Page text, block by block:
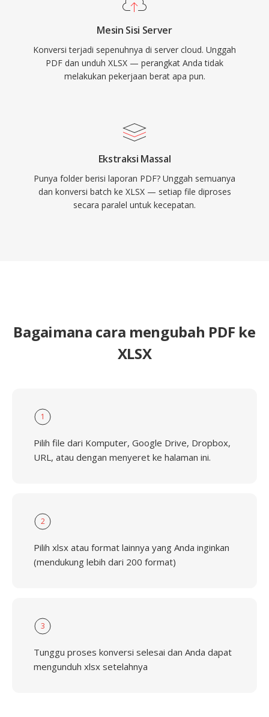
Mesin Sisi Server
Konversi terjadi sepenuhnya di server cloud. Unggah
PDF dan unduh XLSX — perangkat Anda tidak
melakukan pekerjaan berat apa pun.
Ekstraksi Massal
Punya folder berisi laporan PDF? Unggah semuanya
dan konversi batch ke XLSX — setiap file diproses
secara paralel untuk kecepatan.
Bagaimana cara mengubah PDF ke
XLSX
1
Pilih file dari Komputer, Google Drive, Dropbox,
URL, atau dengan menyeret ke halaman ini.
2
Pilih xlsx atau format lainnya yang Anda inginkan
(mendukung lebih dari 200 format)
3
Tunggu proses konversi selesai dan Anda dapat
mengunduh xlsx setelahnya